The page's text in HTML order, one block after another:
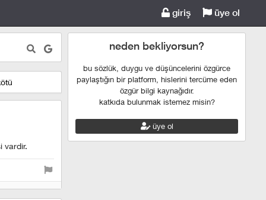
giriş üye ol
vardir.
neden bekliyorsun?
bu sözlük, duygu ve düşüncelerini özgürce
paylaştığın bir platform, hislerini tercüme eden
özgür bilgi kaynağıdır.
katkıda bulunmak istemez misin?
üye ol